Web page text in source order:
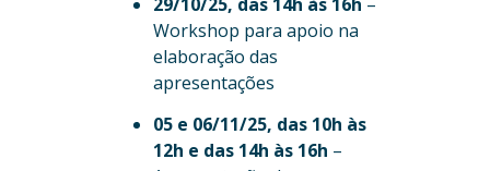
Workshop para apoio na
elaboração das
apresentações
05 e 06/11/25, das 10h às
12h e das 14h às 16h –